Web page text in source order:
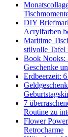
DIY
Acrylfarben
Maritime
stilvolle Tafel
Book Nooks:
Geschenke
Erdbeerzeit:
7
Routine zu
Flower
Retrocharme